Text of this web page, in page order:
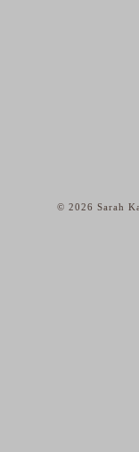
© 2026 Sarah